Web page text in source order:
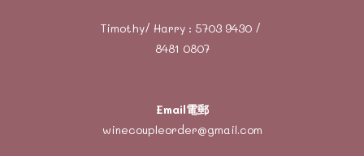
Timothy/ Harry : 5703 9430/
8481 0807
Email電郵
winecoupleorder@gmail.com